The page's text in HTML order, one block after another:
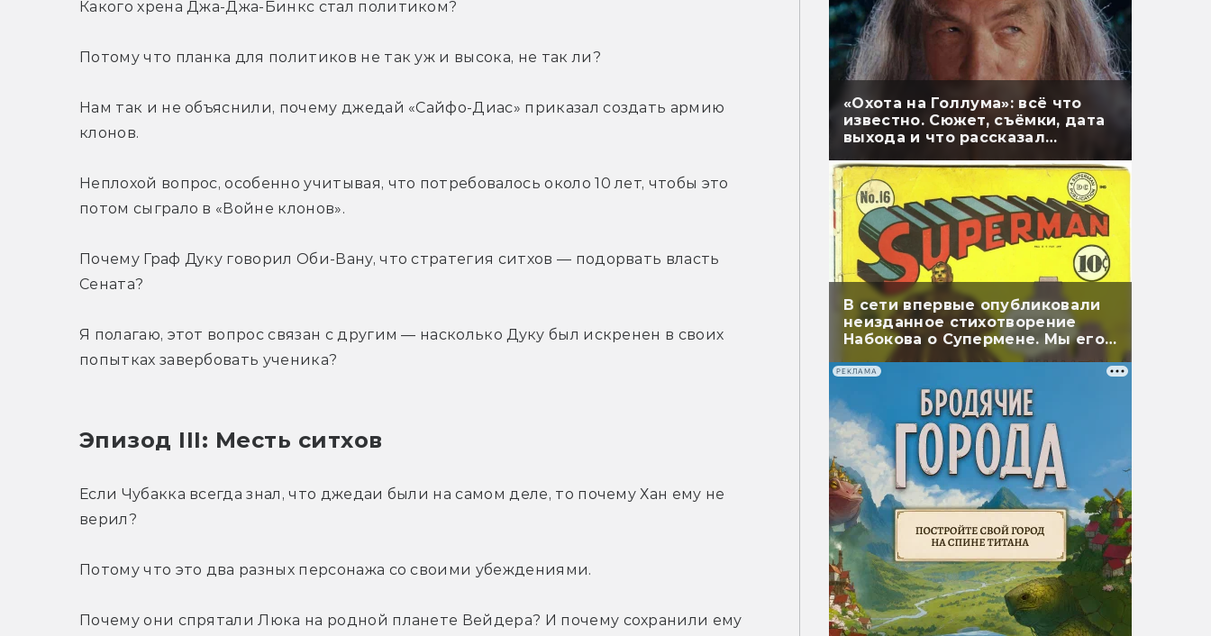
Какого хрена Джа-Джа-Бинкс стал политиком?
Потому что планка для политиков не так уж и высока, не так ли?
Нам так и не объяснили, почему джедай «Сайфо-Диас» приказал создать армию
клонов.
Неплохой вопрос, особенно учитывая, что потребовалось около 10 лет, чтобы это
потом сыграло в «Войне клонов».
Почему Граф Дуку говорил Оби-Вану, что стратегия ситхов — подорвать власть
Сената?
Я полагаю, этот вопрос связан с другим — насколько Дуку был искренен в своих
попытках завербовать ученика?
Эпизод III: Месть ситхов
Если Чубакка всегда знал, что джедаи были на самом деле, то почему Хан ему не
верил?
Потому что это два разных персонажа со своими убеждениями.
Почему они спрятали Люка на родной планете Вейдера? И почему сохранили ему
«Охота на Голлума»: всё что
известно. Сюжет, съёмки, дата
выхода и что рассказал
В сети впервые опубликовали
неизданное стихотворение
Набокова о Супермене. Мы его
перевели
РЕКЛАМА